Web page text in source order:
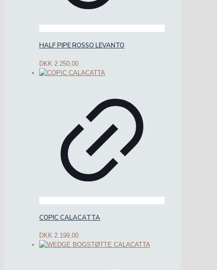
HALF PIPE ROSSO LEVANTO
DKK 2.250,00
COPIC CALACATTA
DKK 2.199,00